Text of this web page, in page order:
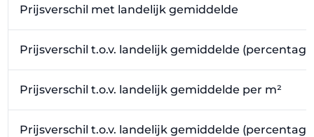
Prijsverschil met landelijk gemiddelde
Prijsverschil t.o.v. landelijk gemiddelde
Prijsverschil t.o.v. landelijk gemiddelde per m²
Prijsverschil t.o.v. landelijk gemiddelde